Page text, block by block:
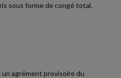
sous forme de congé total.
agrément provisoire du